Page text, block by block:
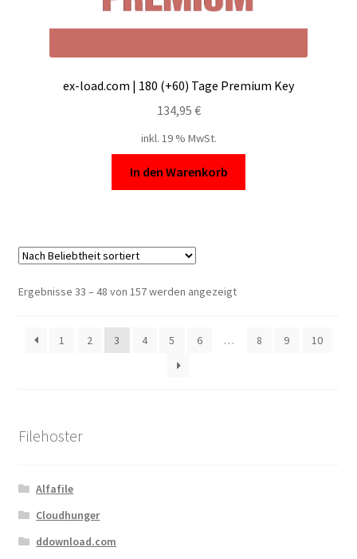
ex-load.com | 180 (+60) Tage Premium Key
134,95 €
inkl. 19 % MwSt.
In den Warenkorb
Ergebnisse 33 – 48 von 157 werden angezeigtNach
1
2 3 4 5 6 … 8 9 10
Filehoster
Alfafile
Cloudhunger
ddownload.com